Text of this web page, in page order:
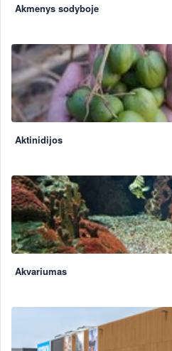
Akmenys sodyboje
Aktinidijos
Akvariumas